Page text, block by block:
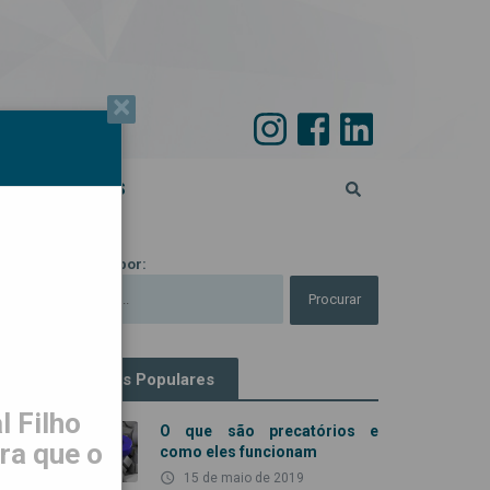
45 ANOS
Procurar por:
Artigos Populares
O que são precatórios e
como eles funcionam
access_time 15 de maio de 2019
×
Filho
que o